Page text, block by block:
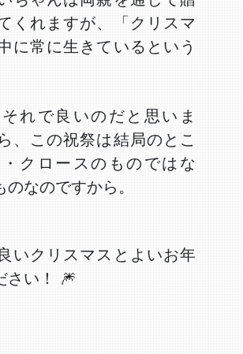
くれますが、「クリスマ
に常に生きているという
れで良いのだと思いま
、この祝祭は結局のとこ
クロースのものではな
のなのですから。
いクリスマスとよいお年
さい！ 🎆